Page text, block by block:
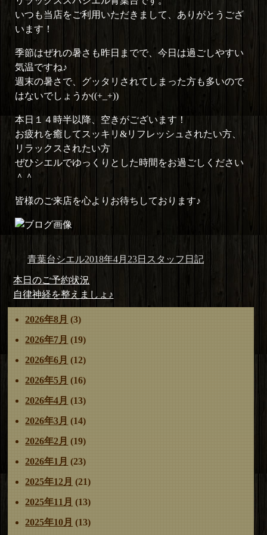
いつも当店をご利用いただきまして、ありがとうござ
います！
季節はぜれの暑さも昨日までで、今日は過ごしやすい
気温ですね♪
週末の暑さで、グッタリされてしまった方も多いので
はないでしょうか((+_+))
本日１４時半以降、空きがございます！
お疲れを癒してスッキリ&リフレッシュされたい方、
リラックスされたい方
ぜひシエルでゆっくりとした時間をお過ごしください
＾＾
皆様のご来店を心よりお待ちしております♪
投
者
青葉台シエル投
日:
2018年4月23日 カ
スタッフ日記
投
稿
ナ
ビ
ゲ
シ
ョ
前
の
投
稿:
本日のご予約状況
次
の
投
稿:
自律神経を整えましょ♪
2026年8月 (3)
2026年7月 (19)
2026年6月 (12)
2026年5月 (16)
2026年4月 (13)
2026年3月 (14)
2026年2月 (19)
2026年1月 (23)
2025年12月 (21)
2025年11月 (13)
2025年10月 (13)